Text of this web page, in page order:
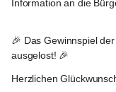
Information an die
🎉 Das Gewinnspiel
ausgelost! 🎉
Herzlichen